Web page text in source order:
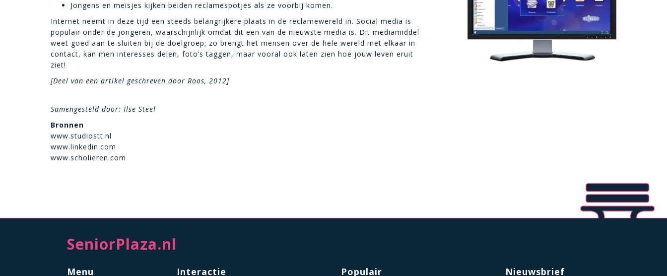
Jongens en meisjes kijken beiden reclamespotjes als ze voorbij komen.
Internet neemt in deze tijd een steeds belangrijkere plaats in de reclamewereld in. Social media is
populair onder de jongeren, waarschijnlijk omdat dit een van de nieuwste media is. Dit mediamiddel
weet goed aan te sluiten bij de doelgroep; zo brengt het mensen over de hele wereld met elkaar in
contact, kan men interesses delen, foto’s taggen, maar vooral ook laten zien hoe jouw leven eruit
ziet!
[Deel van een artikel geschreven door Roos, 2012]
Samengesteld door: Ilse Steel
Bronnen
www.studiostt.nl
www.linkedin.com
www.scholieren.com
SeniorPlaza.nl
Menu Interactie Populair Nieuwsbrief